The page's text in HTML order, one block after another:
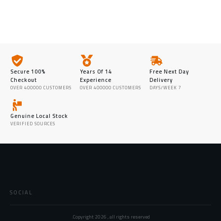
Free Next Day
Delivery
7 DAYS/WEEK
14 Years Of
Experience
OVER 400000 CUSTOMERS
100% Secure
Checkout
OVER 400000 CUSTOMERS
Genuine Local Stock
VERIFIED SOURCES
SOCIAL
Copyright2026, all rights reserved.